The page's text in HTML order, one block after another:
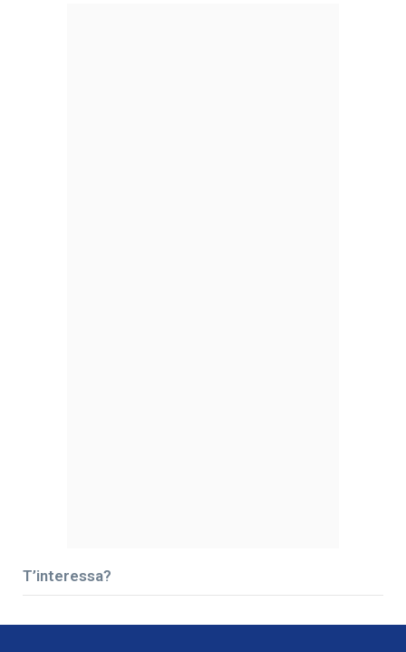
T’interessa?